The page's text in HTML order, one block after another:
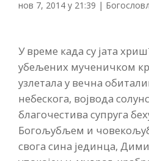
нов 7, 2014 у 21:39 |
У време када су јата
убељених мученичком
узлетала у вечна
небескога, војвода
благочестива супруга
Богољубљем и
свога сина јединца,